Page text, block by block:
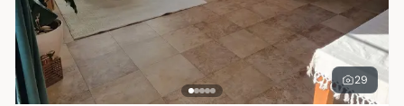
29